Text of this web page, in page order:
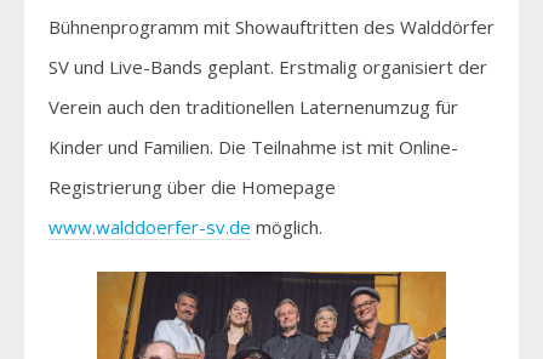
Bühnenprogramm mit Showauftritten des Walddörfer
SV und Live-Bands geplant. Erstmalig organisiert der
Verein auch den traditionellen Laternenumzug für
Kinder und Familien. Die Teilnahme ist mit Online-
Registrierung über die Homepage
www.walddoerfer-sv.de möglich.